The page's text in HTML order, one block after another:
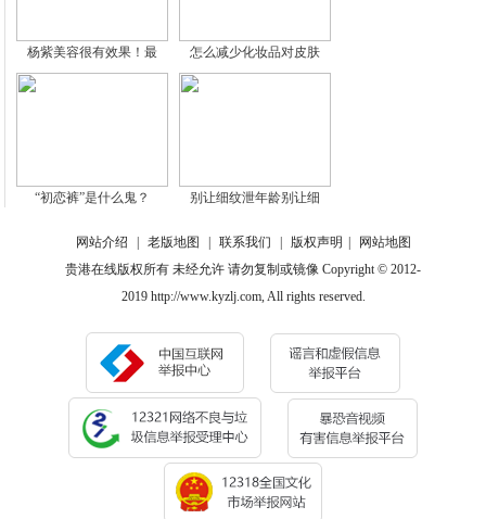
杨紫美容很有效果！最 怎么减少化妆品对皮肤
“初恋裤”是什么鬼？ 别让细纹泄年龄别让细
网站介绍 老版地图 联系我们 版权声明
网站地图
贵港在线版权所有 未经允许 请勿复制或镜像 Copyright © 2012-
2019 http://www.kyzlj.com, All rights reserved.